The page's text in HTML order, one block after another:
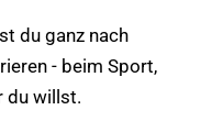
du ganz nach
- beim Sport,
du willst.